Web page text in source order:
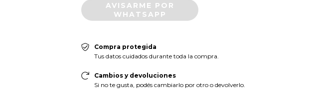
AVISARME POR
WHATSAPP
Compra protegida
Tus datos cuidados durante toda la compra.
Cambios y devoluciones
Si no te gusta, podés cambiarlo por otro o devolverlo.